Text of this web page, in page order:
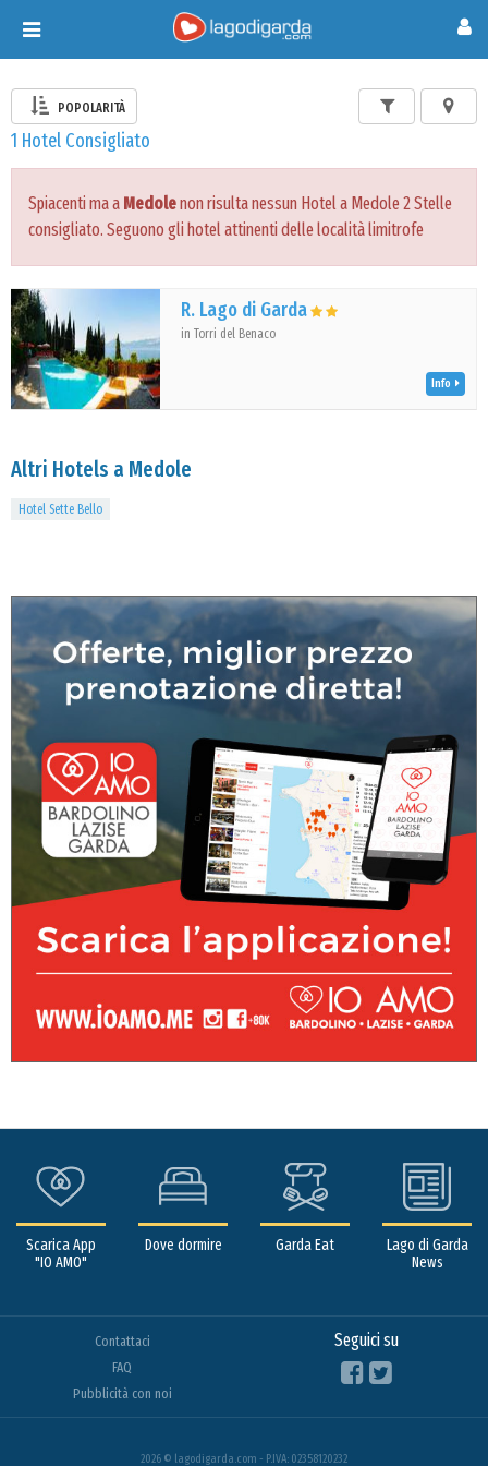
Toggle
navigation
POPOLARITÀ
1 Hotel Consigliato
Spiacenti ma a Medolenon risulta nessun Hotel a Medole 2 Stelle
consigliato. Seguono gli hotel attinenti delle località limitrofe
R. Lago di Garda
in Torri del Benaco
Info
Altri Hotels a Medole
Hotel Sette Bello
Scarica App
"IO AMO"
Dove dormire Garda Eat
Lago di Garda
News
Contattaci
FAQ
Pubblicità con noi
Seguici su
2026 © lagodigarda.com - P.IVA: 02358120232